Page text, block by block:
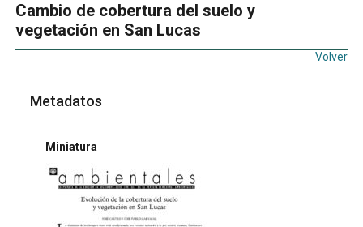
Cambio de cobertura del suelo y
vegetación en San Lucas
Volver
Metadatos
Miniatura